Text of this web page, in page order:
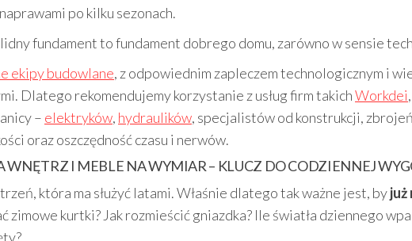
po kilku sezonach.
fundament to fundament dobrego domu, zarówno w sensie
ekipy budowlane, z odpowiednim zapleczem technologicznym i
Dlatego rekomendujemy korzystanie z usług firm takichWorkdei
– elektryków, hydraulików, specjalistów od konstrukcji,
oraz oszczędność czasu i nerwów.
WNĘTRZ I MEBLE NA WYMIAR – KLUCZ DO CODZIENNEJ
która ma służyć latami. Właśnie dlatego tak ważne jest, by
zimowe kurtki? Jak rozmieścić gniazdka? Ile światła dziennego